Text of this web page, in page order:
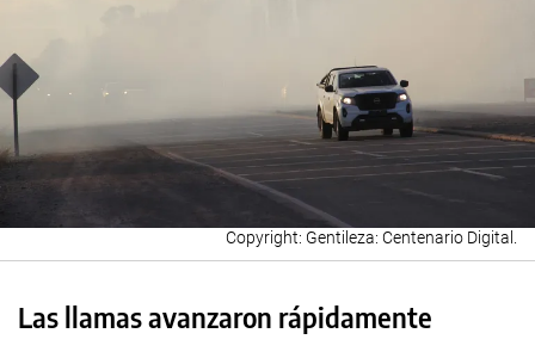
Gentileza: Centenario Digital.
Las llamas avanzaron rápidamente